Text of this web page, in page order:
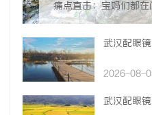
痛点直击：宝妈们都
环保母婴纸巾”到底
武汉配眼
2026-08-
武汉配眼